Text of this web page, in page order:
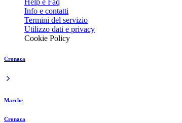
Help e Faq
Info e contatti
Termini del servizio
Utilizzo dati e privacy
Cookie Policy
Cronaca
Marche
Cronaca